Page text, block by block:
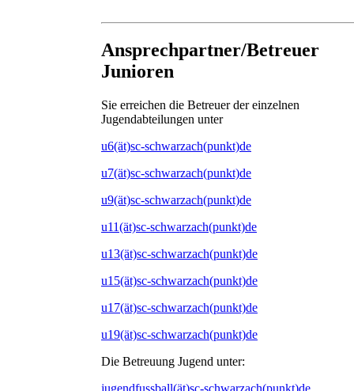
Ansprechpartner/Betreuer
Junioren
Sie erreichen die Betreuer der einzelnen
Jugendabteilungen unter
u6(ät)sc-schwarzach(punkt)de
u7(ät)sc-schwarzach(punkt)de
u9(ät)sc-schwarzach(punkt)de
u11(ät)sc-schwarzach(punkt)de
u13(ät)sc-schwarzach(punkt)de
u15(ät)sc-schwarzach(punkt)de
u17(ät)sc-schwarzach(punkt)de
u19(ät)sc-schwarzach(punkt)de
Die Betreuung Jugend unter:
jugendfussball(ät)sc-schwarzach(punkt)de